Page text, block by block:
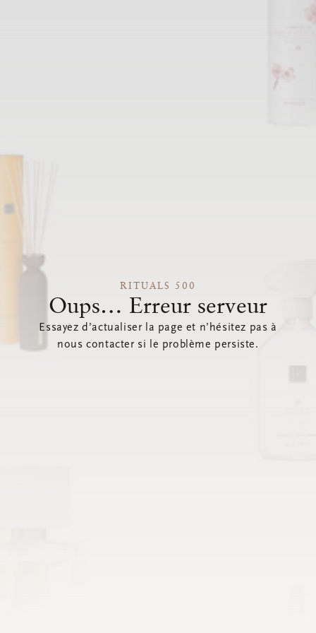
RITUALS 500
Oups… Erreur serveur
Essayez d’actualiser la page et n’hésitez pas à
nous contacter si le problème persiste.